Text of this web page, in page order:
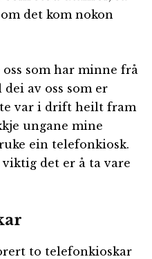
det kom nokon
oss som har minne frå
av oss som er
var i drift heilt fram
ungane mine
ein telefonkiosk.
det er å ta vare
to telefonkioskar